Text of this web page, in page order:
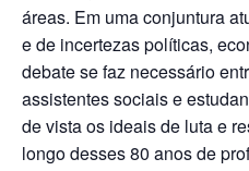
áreas. Em uma conjuntura
e de incertezas políticas,
debate se faz necessário
assistentes sociais e
de vista os ideais de luta e
longo desses 80 anos de